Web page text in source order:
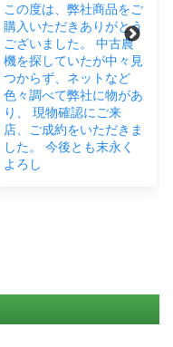
この度は、弊社商品をご
購入いただきありがとう
ございました。 中古農
機を探していたが中々見
つからず、ネットなど
色々調べて弊社に物があ
り、 現物確認にご来
店、ご成約をいただきま
した。 今後とも末永く
よろし